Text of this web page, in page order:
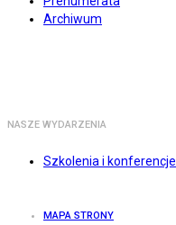
Archiwum
NASZE WYDARZENIA
Szkolenia i konferencje
MAPA STRONY